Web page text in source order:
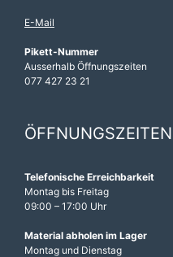
E-Mail
Pikett-Nummer
Ausserhalb Öffnungszeiten
077 427 23 21
ÖFFNUNGSZEITEN
Telefonische Erreichbarkeit
Montag bis Freitag
09:00 – 17:00 Uhr
Material abholen im Lager
Montag und Dienstag